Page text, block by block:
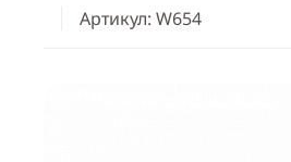
Артикул: W654